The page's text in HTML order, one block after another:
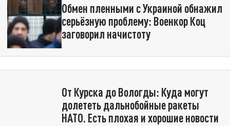
Обмен пленными с Украиной обнажил
серьёзную проблему: Военкор Коц
заговорил начистоту
От Курска до Вологды: Куда могут
долететь дальнобойные ракеты
НАТО. Есть плохая и хорошие новости